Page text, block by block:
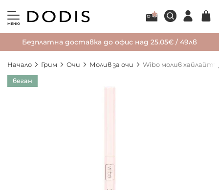
МЕНЮ
Безплатна доставка до офис над 25.05€ / 49лв
Начало Грим Очи Молив за очи Wibo молив
веган
Преминете